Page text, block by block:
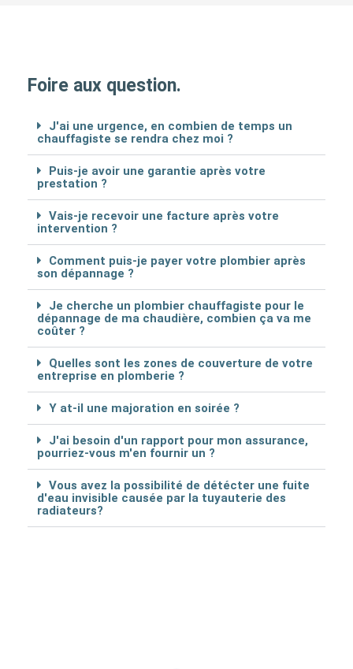
Foire aux question.
J'ai une urgence, en combien de temps un
chauffagiste se rendra chez moi ?
Puis-je avoir une garantie après votre
prestation ?
Vais-je recevoir une facture après votre
intervention ?
Comment puis-je payer votre plombier après
son dépannage ?
Je cherche un plombier chauffagiste pour le
dépannage de ma chaudière, combien ça va me
coûter ?
Quelles sont les zones de couverture de votre
entreprise en plomberie ?
Y at-il une majoration en soirée ?
J'ai besoin d'un rapport pour mon assurance,
pourriez-vous m'en fournir un ?
Vous avez la possibilité de détécter une fuite
d'eau invisible causée par la tuyauterie des
radiateurs?